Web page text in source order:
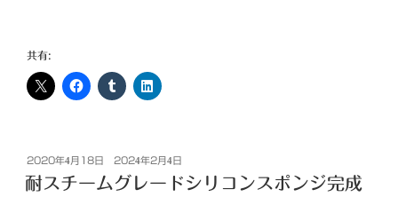
共有:
投
稿
日:
2020年4月18日 2024年2月4日
耐スチームグレードシリコンスポンジ完成